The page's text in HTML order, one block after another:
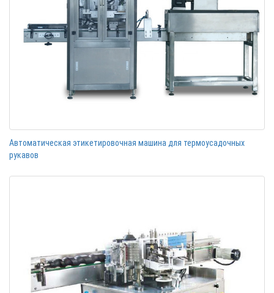
Автоматическая этикетировочная машина для термоусадочных
рукавов